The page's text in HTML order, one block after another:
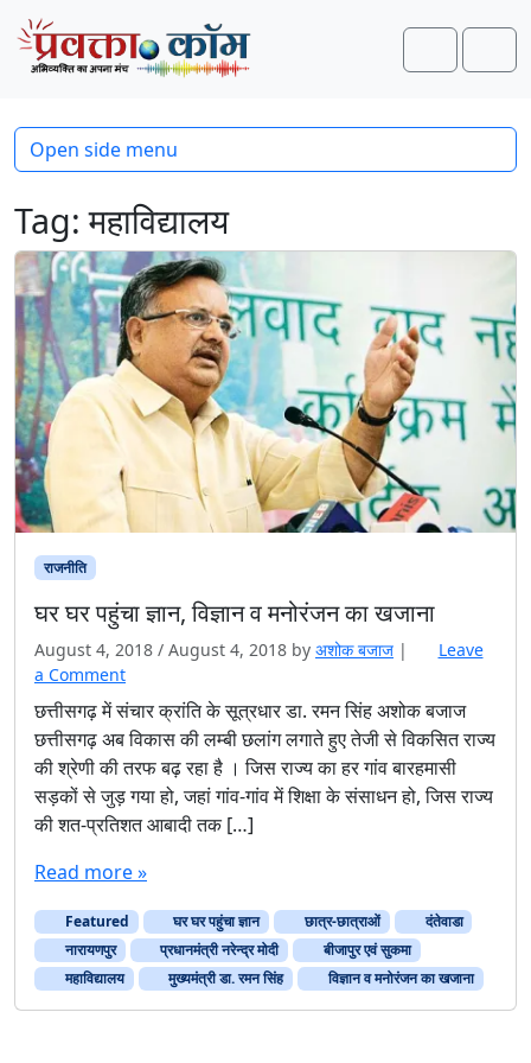
Skip to content
Skip to footer
Search
Tag:महाविद्यालय
राजनीति
घर घर पहुंचा ज्ञान, विज्ञान व मनोरंजन का खजाना
August 4, 2018 / August 4, 2018 by अशोक बजाज |
Leave
a Comment
छत्तीसगढ़ में संचार क्रांति के सूत्रधार डा. रमन सिंह अशोक बजाज
छत्तीसगढ़ अब विकास की लम्बी छलांग लगाते हुए तेजी से विकसित राज्य
की श्रेणी की तरफ बढ़ रहा है । जिस राज्य का हर गांव बारहमासी
सड़कों से जुड़ गया हो, जहां गांव-गांव में शिक्षा के संसाधन हो, जिस राज्य
की शत-प्रतिशत आबादी तक […]
Read more »
Featured घर घर पहुंचा ज्ञान छात्र-छात्राओं
दंतेवाडा
नारायणपुर
प्रधानमंत्री नरेन्द्र मोदी
बीजापुर एवं सुकमा
महाविद्यालय
मुख्यमंत्री डा. रमन सिंह विज्ञान व मनोरंजन का खजाना
Open side menu